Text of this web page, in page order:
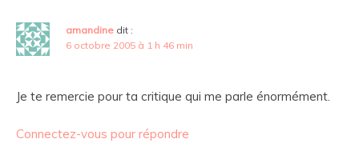
amandine dit :
6 octobre 2005 à 1 h 46 min
Je te remercie pour ta critique qui me parle énormément.
Connectez-vous pour répondre